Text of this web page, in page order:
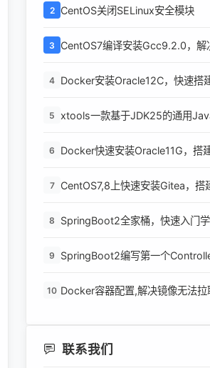
2 CentOS关闭SELinux安全模块
3
CentOS7编译安装Gcc9.2.0，解
4 Docker安装Oracle12C，快速搭
5 xtools一款基于JDK25的通用
6
Docker快速安装Oracle11G，搭
7 CentOS7,8上快速安装Gitea，搭
8 SpringBoot2全家桶，快速入门
9
SpringBoot2编写第一个
10 Docker容器配置,解决镜像无法拉
联系我们